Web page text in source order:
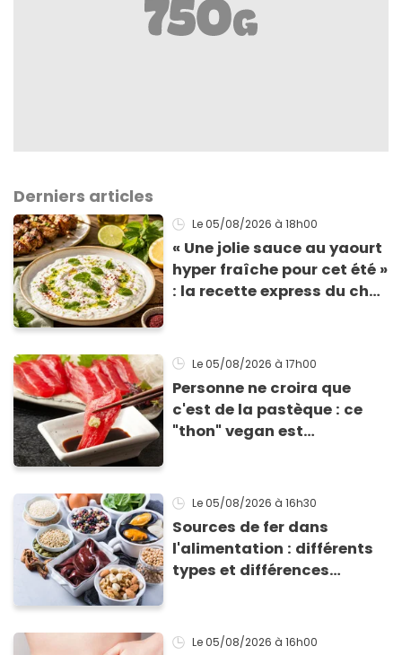
Derniers articles
Le 05/08/2026 à 18h00
« Une jolie sauce au yaourt
hyper fraîche pour cet été »
: la recette express du chef
grillades
Le 05/08/2026 à 17h00
Personne ne croira que
c'est de la pastèque : ce
"thon" vegan est
Le 05/08/2026 à 16h30
Sources de fer dans
l'alimentation : différents
types et différences
Le 05/08/2026 à 16h00